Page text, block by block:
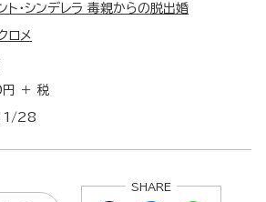
ト・シンデレラ 毒親からの脱出婚
ロメ
＋ 税
28
SHARE